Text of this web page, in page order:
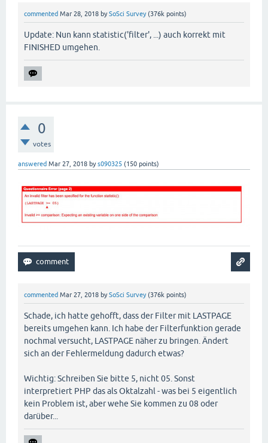
commented Mar 28, 2018 bySoSci Survey (376k points)
Update: Nun kann statistic('filter', ...) auch korrekt mit
FINISHED umgehen.
0
votes
answered Mar 27, 2018 bys090325 (150 points)
commented Mar 27, 2018 bySoSci Survey (376k points)
Schade, ich hatte gehofft, dass der Filter mit LASTPAGE
bereits umgehen kann. Ich habe der Filterfunktion gerade
nochmal versucht, LASTPAGE näher zu bringen. Ändert
sich an der Fehlermeldung dadurch etwas?
Wichtig: Schreiben Sie bitte 5, nicht 05. Sonst
interpretiert PHP das als Oktalzahl - was bei 5 eigentlich
kein Problem ist, aber wehe Sie kommen zu 08 oder
darüber...